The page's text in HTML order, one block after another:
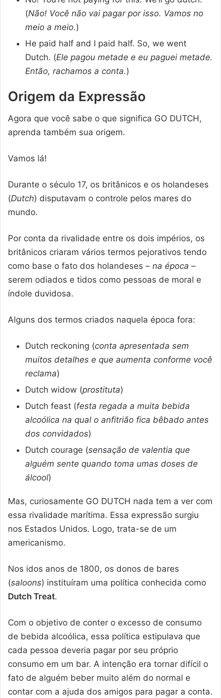
(Não! Você não vai pagar por isso. Vamos no
meio a meio.)
He paid half and I paid half. So, we went
Dutch. (Ele pagou metade e eu paguei metade.
Então, rachamos a conta.)
Origem da Expressão
Agora que você sabe o que significa GO DUTCH,
aprenda também sua origem.
Vamos lá!
Durante o século 17, os britânicos e os holandeses
(Dutch) disputavam o controle pelos mares do
mundo.
Por conta da rivalidade entre os dois impérios, os
britânicos criaram vários termos pejorativos tendo
como base o fato dos holandeses – na época –
serem odiados e tidos como pessoas de moral e
índole duvidosa.
Alguns dos termos criados naquela época fora:
Dutch reckoning (conta apresentada sem
muitos detalhes e que aumenta conforme você
reclama)
Dutch widow (prostituta)
Dutch feast (festa regada a muita bebida
alcoólica na qual o anfitrião fica bêbado antes
dos convidados)
Dutch courage (sensação de valentia que
alguém sente quando toma umas doses de
álcool)
Mas, curiosamente GO DUTCH nada tem a ver com
essa rivalidade marítima. Essa expressão surgiu
nos Estados Unidos. Logo, trata-se de um
americanismo.
Nos idos anos de 1800, os donos de bares
(saloons) instituíram uma política conhecida como
Dutch Treat.
Com o objetivo de conter o excesso de consumo
de bebida alcoólica, essa política estipulava que
cada pessoa deveria pagar por seu próprio
consumo em um bar. A intenção era tornar difícil o
fato de alguém beber muito além do normal e
contar com a ajuda dos amigos para pagar a conta.